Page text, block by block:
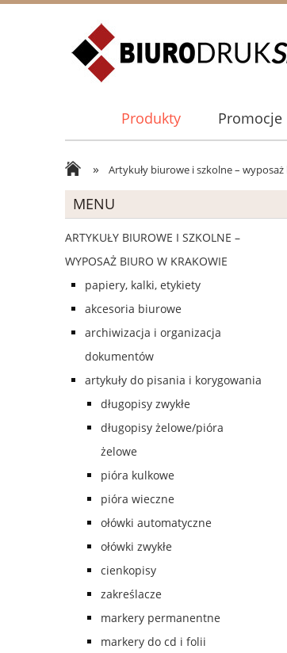
Produkty Promocje
» Artykuły biurowe i szkolne –
MENU
ARTYKUŁY BIUROWE I SZKOLNE –
WYPOSAŻ BIURO W KRAKOWIE
papiery, kalki, etykiety
akcesoria biurowe
archiwizacja i organizacja
dokumentów
artykuły do pisania i korygowania
długopisy zwykłe
długopisy żelowe/pióra
żelowe
pióra kulkowe
pióra wieczne
ołówki automatyczne
ołówki zwykłe
cienkopisy
zakreślacze
markery permanentne
markery do cd i folii